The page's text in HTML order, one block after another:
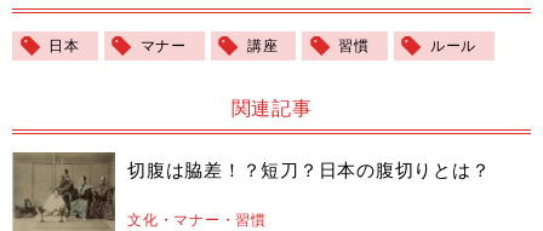
日本 マナー 講座 習慣 ルール
関連記事
切腹は脇差！？短刀？日本の腹切りとは？
文化・マナー・習慣